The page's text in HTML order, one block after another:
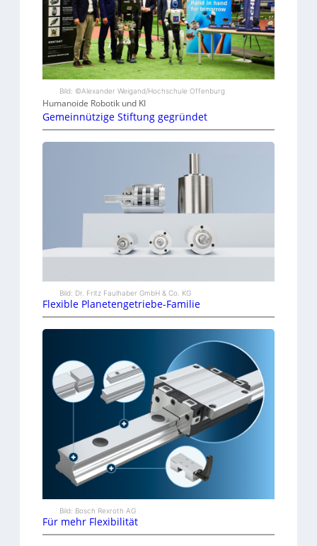
Bild: ©Alexander Weigand/Hochschule Offenburg
Humanoide Robotik und KI
Gemeinnützige Stiftung gegründet
Bild: Dr. Fritz Faulhaber GmbH & Co. KG
Flexible Planetengetriebe-Familie
Bild: Bosch Rexroth AG
Für mehr Flexibilität